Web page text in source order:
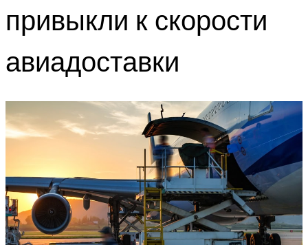
привыкли к скорости
авиадоставки